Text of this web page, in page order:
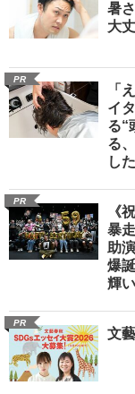
暑
大
PR
「
イ
る“
る
し
PR
《
暴
助
爆
輝
PR
文